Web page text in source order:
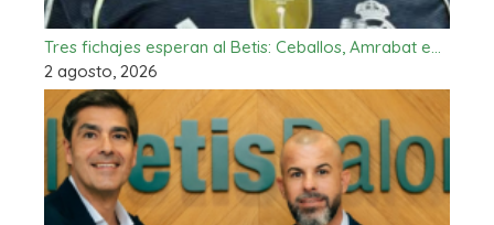
Tres fichajes esperan al Betis: Ceballos, Amrabat e…
2 agosto, 2026